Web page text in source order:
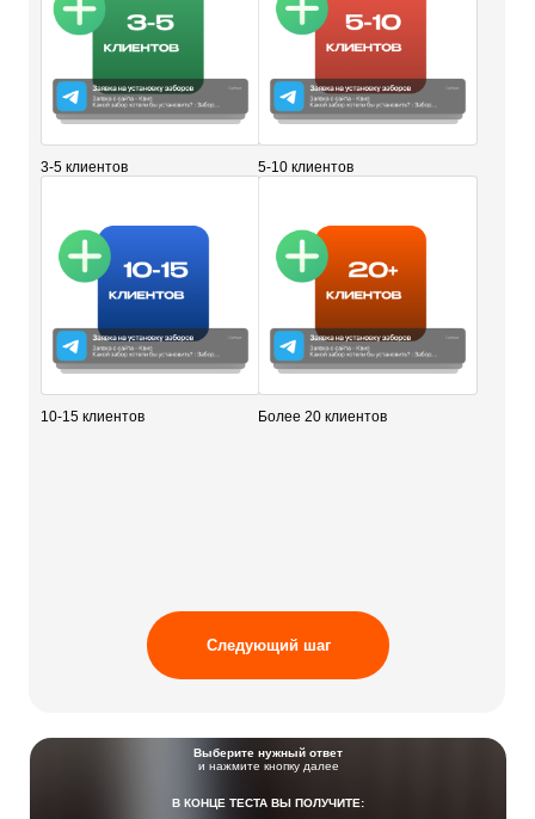
Выберите нужный ответ
и нажмите кнопку далее
В КОНЦЕ ТЕСТА ВЫ ПОЛУЧИТЕ:
Следующий шаг
3-5 клиентов 5-10 клиентов
10-15 клиентов Более 20 клиентов